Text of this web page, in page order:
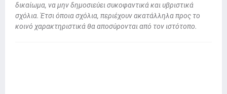
δικαίωμα, να μην δημοσιεύει συκοφαντικά και υβριστικά
σχόλια. Έτσι όποια σχόλια, περιέχουν ακατάλληλα προς το
κοινό χαρακτηριστικά θα αποσύρονται από τον ιστότοπο.